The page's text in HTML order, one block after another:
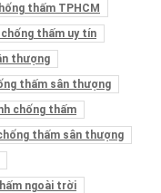
thấm TPHCM
chống thấm uy tín
thượng
thấm sân thượng
chống thấm
thấm sân thượng
ngoài trời